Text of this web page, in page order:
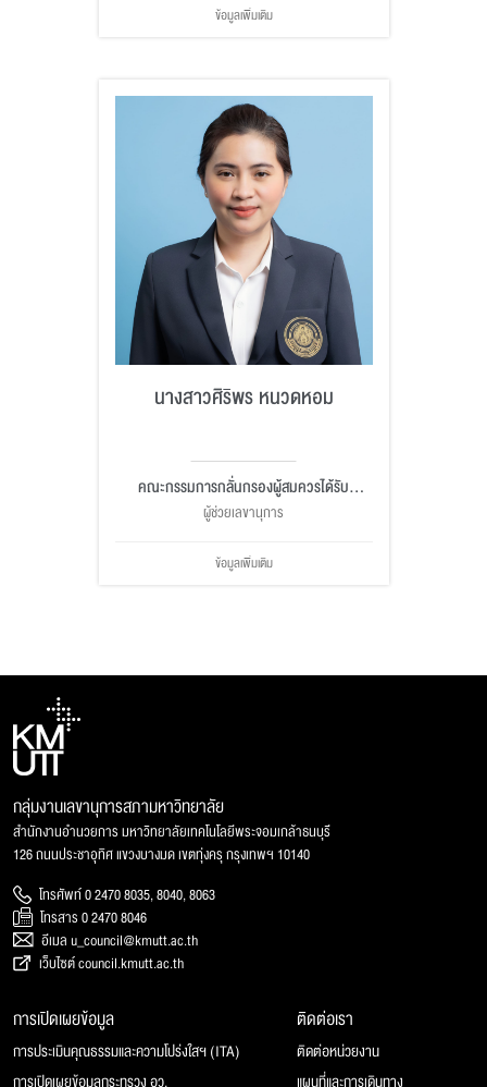
ข้อมูลเพิ่มเติม
นางสาวศิริพร หนวดหอม
คณะกรรมการกลั่นกรองผู้สมควรได้รับ
ปริญญากิตติมศักดิ์
ผู้ช่วยเลขานุการ
ข้อมูลเพิ่มเติม
กลุ่มงานเลขานุการสภามหาวิทยาลัย
สำนักงานอำนวยการ มหาวิทยาลัยเทคโนโลยีพระจอมเกล้าธนบุรี
126 ถนนประชาอุทิศ แขวงบางมด เขตทุ่งครุ กรุงเทพฯ 10140
โทรศัพท์ 0 2470 8035, 8040, 8063
โทรสาร 0 2470 8046
อีเมล u_council@kmutt.ac.th
เว็บไซต์ council.kmutt.ac.th
การเปิดเผยข้อมูล
การประเมินคุณธรรมและความโปร่งใสฯ (ITA)
การเปิดเผยข้อมูลกระทรวง อว.
ติดต่อเรา
ติดต่อหน่วยงาน
แผนที่และการเดินทาง